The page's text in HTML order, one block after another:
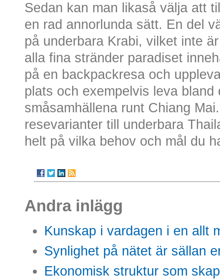
Sedan kan man likaså välja att
en rad annorlunda sätt. En del
på underbara Krabi, vilket inte
alla fina stränder paradiset
på en backpackresa och
plats och exempelvis leva bland
småsamhällena runt Chiang
resevarianter till underbara
helt på vilka behov och mål du
Andra inlägg
Kunskap i vardagen i en allt
Synlighet på nätet är sällan
Ekonomisk struktur som